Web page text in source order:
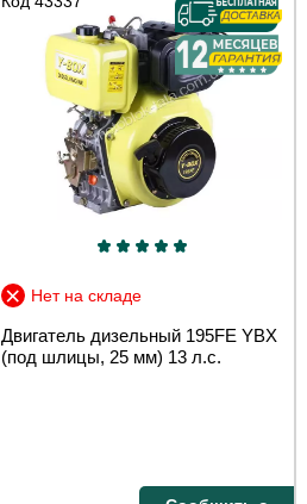
Нет на складе
Двигатель дизельный 195FE YBX
(под шлицы, 25 мм) 13 л.с.